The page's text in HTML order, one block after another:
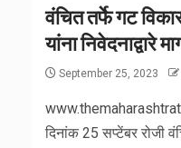
वंचित तर्फे गट
यांना निवेदनाद्वारे
September 25, 2023
दिनांक 25 सप्टेंबर रोजी